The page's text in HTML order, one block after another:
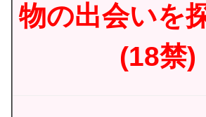
物の出会いを
(18禁)